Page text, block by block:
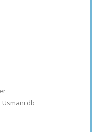
db